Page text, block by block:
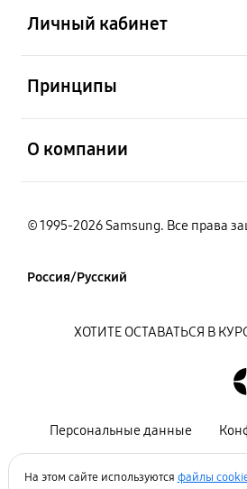
Личный кабинет
Принципы
О компании
© 1995-2026 Samsung. Все права
Россия/Русский
Персональные данные
ХОТИТЕ ОСТАВАТЬСЯ В
На этом сайте используются файлы